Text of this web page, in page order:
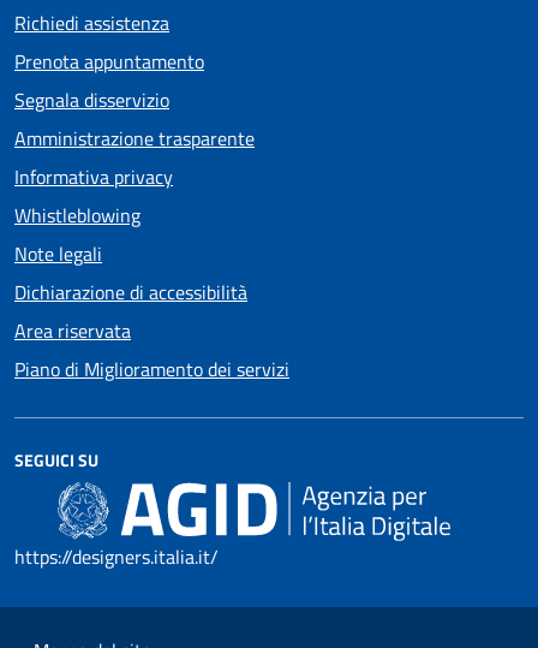
Richiedi assistenza
Prenota appuntamento
Segnala disservizio
Amministrazione trasparente
Informativa privacy
Whistleblowing
Note legali
Dichiarazione di accessibilità
Area riservata
Piano di Miglioramento dei servizi
SEGUICI SU
https://designers.italia.it/